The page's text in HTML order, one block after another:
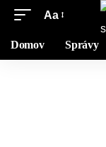
Aa
Domov Správy